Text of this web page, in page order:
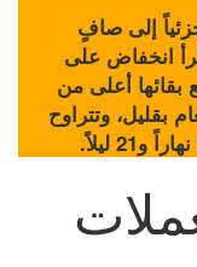
إلى صافٍ
انخفاض على
بقائها أعلى من
بقليل، وتتراوح